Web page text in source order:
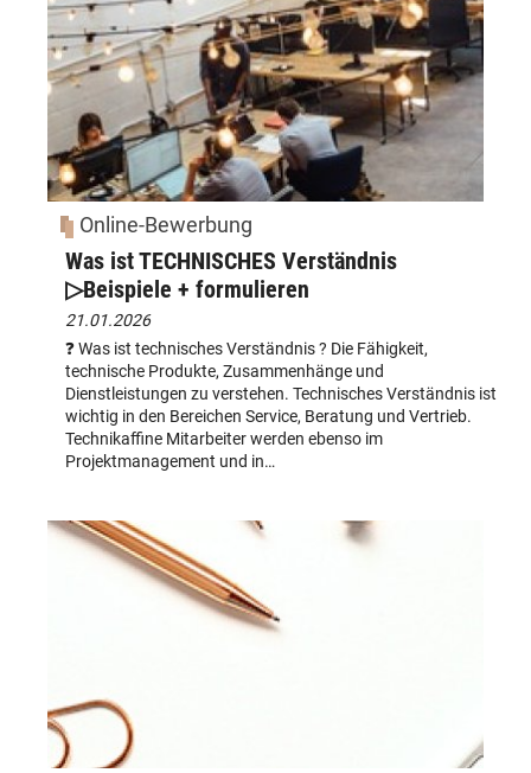
Online-Bewerbung
Was ist TECHNISCHES Verständnis
▷Beispiele + formulieren
21.01.2026
❓ Was ist technisches Verständnis ? Die Fähigkeit,
technische Produkte, Zusammenhänge und
Dienstleistungen zu verstehen. Technisches Verständnis ist
wichtig in den Bereichen Service, Beratung und Vertrieb.
Technikaffine Mitarbeiter werden ebenso im
Projektmanagement und in…